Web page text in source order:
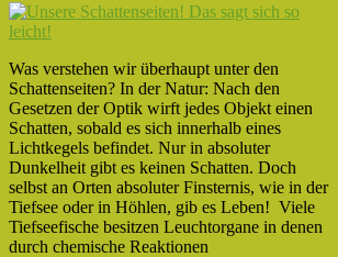
Was verstehen wir überhaupt unter den
Schattenseiten? In der Natur: Nach den
Gesetzen der Optik wirft jedes Objekt einen
Schatten, sobald es sich innerhalb eines
Lichtkegels befindet. Nur in absoluter
Dunkelheit gibt es keinen Schatten. Doch
selbst an Orten absoluter Finsternis, wie in der
Tiefsee oder in Höhlen, gib es Leben! Viele
Tiefseefische besitzen Leuchtorgane in denen
durch chemische Reaktionen